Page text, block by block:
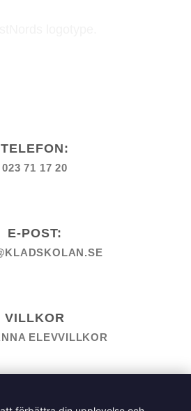
TELEFON:
023 71 17 20
E-POST:
VILLKOR
ELEVVILLKOR